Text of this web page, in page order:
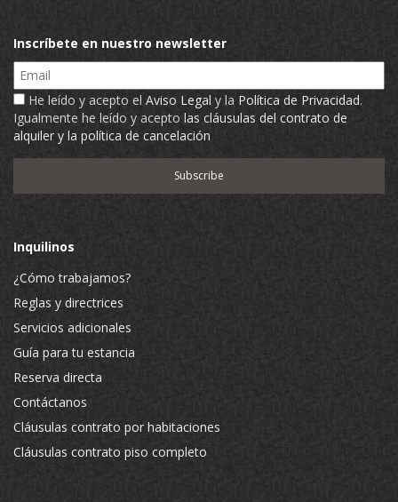
Inscríbete en nuestro newsletter
Email
He leído y acepto el Aviso Legal y la Política de Privacidad.
Igualmente he leído y acepto las cláusulas del contrato de
alquiler y la política de cancelación
Inquilinos
¿Cómo trabajamos?
Reglas y directrices
Servicios adicionales
Guía para tu estancia
Reserva directa
Contáctanos
Cláusulas contrato por habitaciones
Cláusulas contrato piso completo